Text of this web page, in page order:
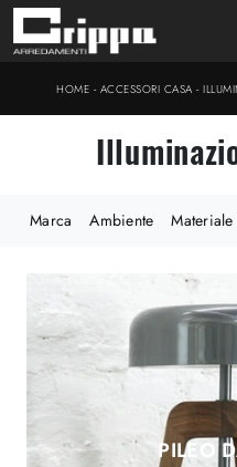
HOME - ACCESSORI CASA -
Marca Ambiente Materiale
PILEO